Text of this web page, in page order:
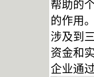
帮助的
的作用
涉及到
资金和
企业通